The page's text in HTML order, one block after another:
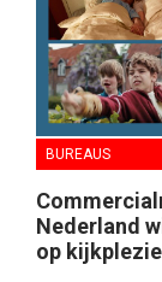
BUREAUS
Nederland
op